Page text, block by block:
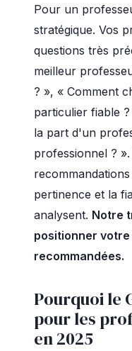
Pour un
stratégique. Vos
questions très
meilleur
? », « Comment
particulier fiable
la part d'un
professionnel ?
pertinence et la
analysent. Notre
positionner
recommandées.
Pourquoi le
pour les
en 2025